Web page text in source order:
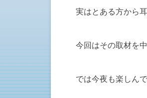
実はとある方から
今回はその取材を
では今夜も楽しん